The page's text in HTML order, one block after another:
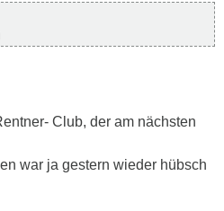
Club, der am nächsten
war ja gestern wieder hübsch